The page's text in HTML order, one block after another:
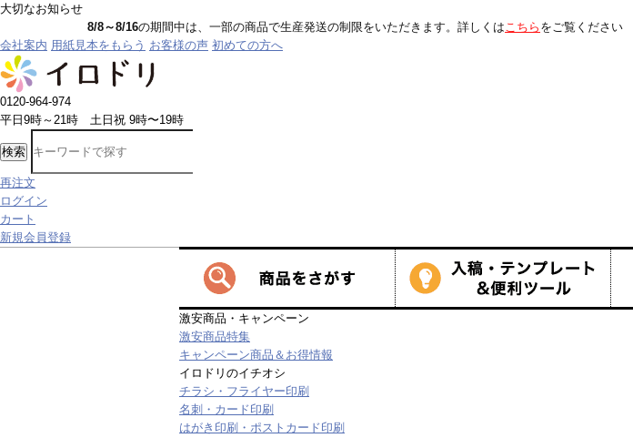
大切なお知らせ
の期間中は、一部の商品で生産発送の制限をいただきます。詳しくはこちら をご覧ください
会社案内 用紙見本をもらう お客様の声 初めての方へ
0120-964-974
平日9時～21時 土日祝 9時〜19時
検索
再注文
ログイン
カート
新規会員登録
激安商品・キャンペーン
激安商品特集
キャンペーン商品＆お得情報
イロドリのイチオシ
チラシ・フライヤー印刷
名刺・カード印刷
はがき印刷・ポストカード印刷